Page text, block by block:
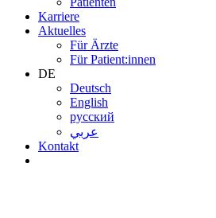
Karriere
Aktuelles
Für Ärzte
Für Patient:innen
DE
Deutsch
English
русский
عربي
Kontakt